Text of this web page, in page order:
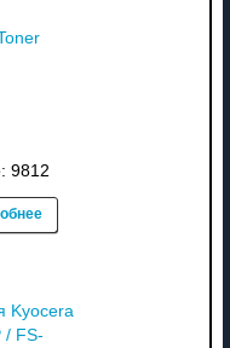
9812
Kyocera
/ FS-